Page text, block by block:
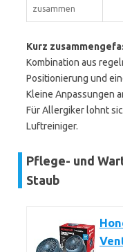
zusammen
Kurz
Kombination aus
Positionierung und
Kleine Anpassungen
Für Allergiker lohnt
Luftreiniger.
Pflege- und
Staub